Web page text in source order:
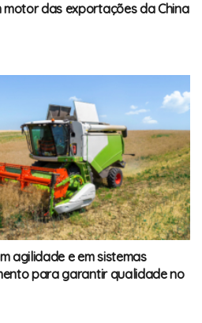
motor das exportações da China
agilidade e em sistemas
para garantir qualidade no